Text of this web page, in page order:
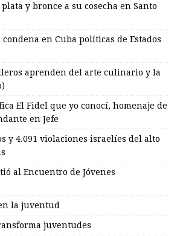
y bronce a su cosecha en Santo
en Cuba políticas de Estados
aprenden del arte culinario y la
El Fidel que yo conocí, homenaje de
en Jefe
y 4.091 violaciones israelíes del alto
al Encuentro de Jóvenes
la juventud
juventudes